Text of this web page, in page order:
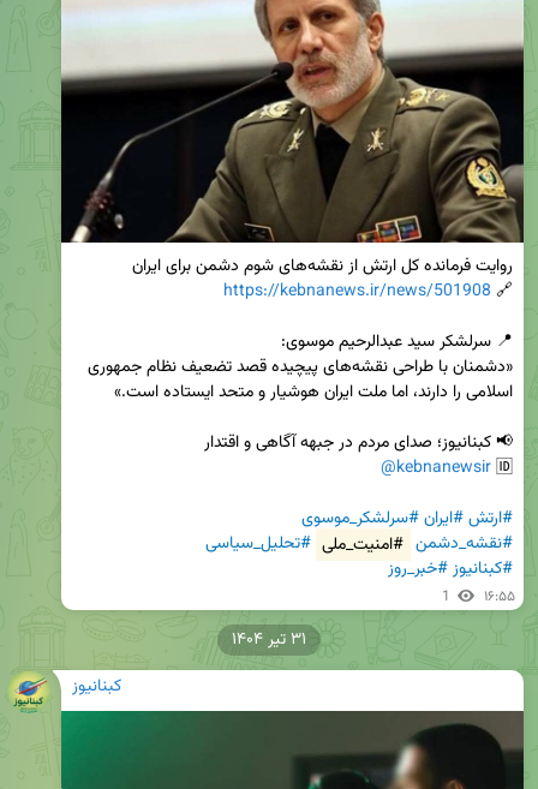
🔗
https://kebnanews.ir/news/501908
🆔
@kebnanewsir
#ارتش#ایران#سرلشکر_موسوی
#نقشه_دشمن #امنیت_ملی #تحلیل_سیاسی
#کبنانیوز#خبر_روز
1 ۱۶:۵۵
کبنانیوز
۳۱ تیر ۱۴۰۴